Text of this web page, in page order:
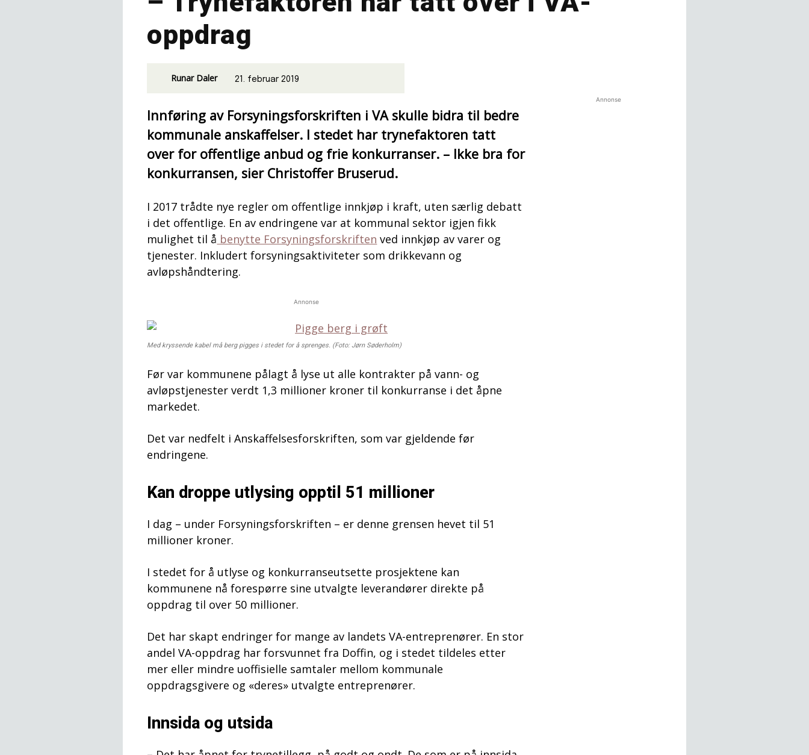
oppdrag
Runar Daler 21. februar 2019
Innføring av Forsyningsforskriften i VA skulle bidra til bedre
kommunale anskaffelser. I stedet har trynefaktoren tatt
over for offentlige anbud og frie konkurranser. – Ikke bra for
konkurransen, sier Christoffer Bruserud.
I 2017 trådte nye regler om offentlige innkjøp i kraft, uten særlig debatt
i det offentlige. En av endringene var at kommunal sektor igjen fikk
mulighet til å benytte Forsyningsforskriften ved innkjøp av varer og
tjenester. Inkludert forsyningsaktiviteter som drikkevann og
avløpshåndtering.
Annonse
Med kryssende kabel må berg pigges i stedet for å sprenges. (Foto: Jørn Søderholm)
Før var kommunene pålagt å lyse ut alle kontrakter på vann- og
avløpstjenester verdt 1,3 millioner kroner til konkurranse i det åpne
markedet.
Det var nedfelt i Anskaffelsesforskriften, som var gjeldende før
endringene.
Kan droppe utlysing opptil 51 millioner
I dag – under Forsyningsforskriften – er denne grensen hevet til 51
millioner kroner.
I stedet for å utlyse og konkurranseutsette prosjektene kan
kommunene nå forespørre sine utvalgte leverandører direkte på
oppdrag til over 50 millioner.
Det har skapt endringer for mange av landets VA-entreprenører. En stor
andel VA-oppdrag har forsvunnet fra Doffin, og i stedet tildeles etter
mer eller mindre uoffisielle samtaler mellom kommunale
oppdragsgivere og «deres» utvalgte entreprenører.
Innsida og utsida
Annonse